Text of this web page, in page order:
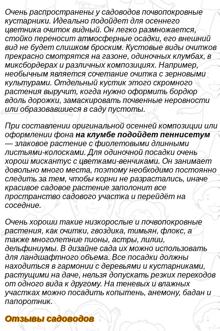
Очень распространены у садоводов почвопокровные
кустарники. Идеально подойдет для осеннего
цветника очиток видный. Он легко размножается,
стойко переносит атмосферные осадки, его внешний
вид не будет слишком броским. Кустовые виды очитков
прекрасно смотрятся на газоне, одиночных клумбах, в
миксбордерах и различных композициях. Например,
необычным является сочетание очитка с зерновыми
культурами. Отдельный кустик этого скромного
растения выручит, когда нужно оформить бордюр
вдоль дорожки, замаскировать почвенные неровности
или образовавшиеся в саду пустоты.
При составлении оригинальной осенней композиции или
оформлении фона на клумбе подойдет пеннисетум
— злаковое растение с фиолетовыми длинными
листьями-колосками. Для одиночной посадки очень
хорош мискантус с цветками-венчиками. Он занимает
довольно много места, поэтому необходимо постоянно
следить за тем, чтобы корни не разрастались, иначе
красивое садовое растение заполонит все
прострaнcтво садового участка и перейдёт на
соседние.
Очень хороши такие низкорослые и почвопокровные
растения, как очитки, гвоздика, тимьян, флокс, а
также многолетние пионы, астры, лилии,
дельфиниумы. В дизайне сада их можно использовать
для ландшафтного объема. Все посадки должны
находиться в гармонии с деревьями и кустарниками,
растущими на даче, нельзя допускать резких переходов
от одного вида к другому. На теневых и влажных
участках можно посадить копытень, анемону, бадан и
папоротник.
Отзывы садоводов